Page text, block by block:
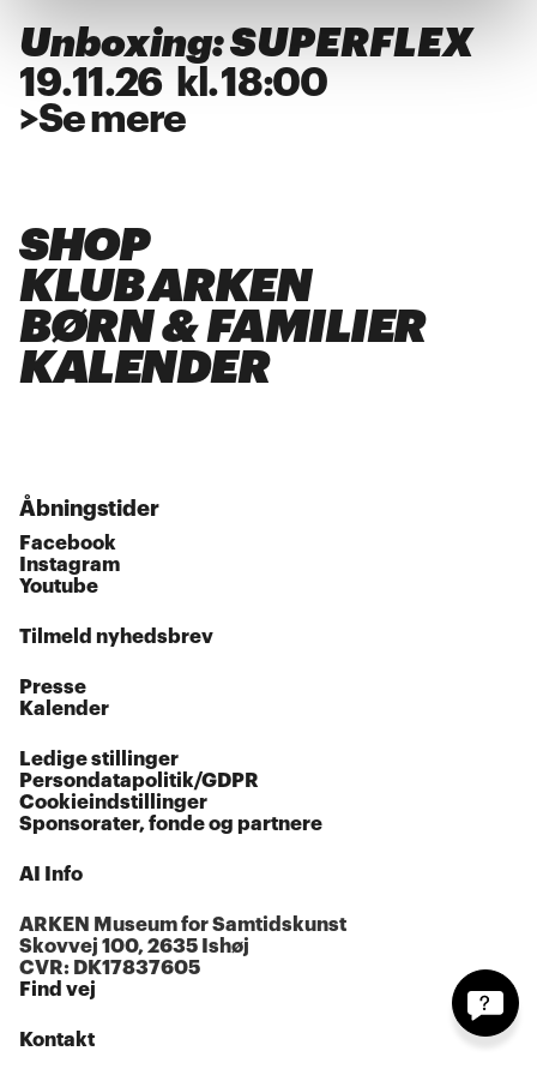
Unboxing: SUPERFLEX
19.11 .26 kl.18:00
>Se mere
SHOP
KLUB ARKEN
BØRN & FAMILIER
KALENDER
Åbningstider
Facebook
Instagram
Youtube
Tilmeld nyhedsbrev
Presse
Kalender
Ledige stillinger
Persondatapolitik/GDPR
Cookieindstillinger
Sponsorater, fonde og partnere
AI Info
ARKEN Museum for Samtidskunst
Skovvej 100, 2635 Ishøj
CVR: DK17837605
Find vej
Kontakt